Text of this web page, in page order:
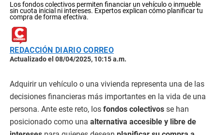
Los fondos colectivos permiten financiar un vehículo o inmueble
sin cuota inicial ni intereses. Expertos explican cómo planificar tu
compra de forma efectiva.
REDACCIÓN DIARIO CORREO
Actualizado el 08/04/2025, 10:15 a.m.
Adquirir un vehículo o una vivienda representa una de las
decisiones financieras más importantes en la vida de una
persona. Ante este reto, los fondos colectivos se han
posicionado como una alternativa accesible y libre de